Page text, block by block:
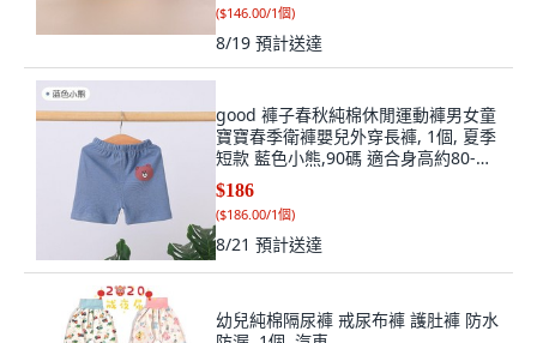
($146.00/1個)
8/19 預計送達
good 褲子春秋純棉休閒運動褲男女童
寶寶春季衛褲嬰兒外穿長褲, 1個, 夏季
短款 藍色小熊,90碼 適合身高約80-
90cm, 藍色小熊
$186
($186.00/1個)
8/21 預計送達
幼兒純棉隔尿褲 戒尿布褲 護肚褲 防水